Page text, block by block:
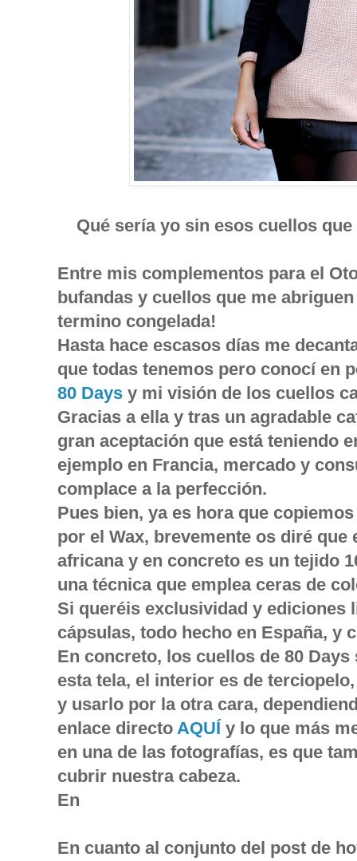
Qué sería yo sin esos cuellos
Entre mis complementos para el
bufandas y cuellos que me
termino congelada!
Hasta hace escasos días me
que todas tenemos pero conocí en
80 Days y mi visión de los cuellos
Gracias a ella y tras un agradable
gran aceptación que está teniendo
ejemplo en Francia, mercado y
complace a la perfección.
Pues bien, ya es hora que
por el Wax, brevemente os diré
africana y en concreto es un tejido
una técnica que emplea ceras de
Si queréis exclusividad y ediciones
cápsulas, todo hecho en España, y
En concreto, los cuellos de 80
esta tela, el interior es de
y usarlo por la otra cara,
enlace directo AQUÍ y lo que más
en una de las fotografías, es que
cubrir nuestra cabeza.
En
En cuanto al conjunto del post de